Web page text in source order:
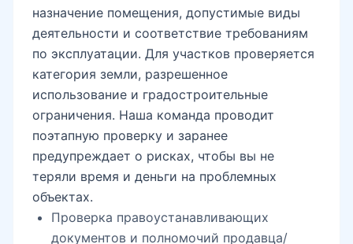
назначение помещения, допустимые виды
деятельности и соответствие требованиям
по эксплуатации. Для участков проверяется
категория земли, разрешенное
использование и градостроительные
ограничения. Наша команда проводит
поэтапную проверку и заранее
предупреждает о рисках, чтобы вы не
теряли время и деньги на проблемных
объектах.
Проверка правоустанавливающих
документов и полномочий продавца/